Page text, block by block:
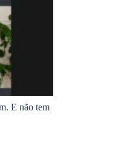
E não tem